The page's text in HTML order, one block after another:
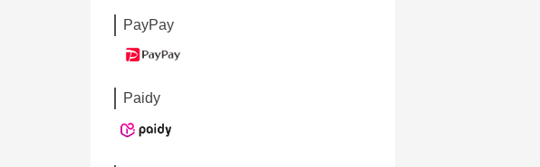
PayPay
Paidy